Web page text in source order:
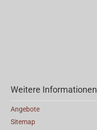
Weitere Informationen
Angebote
Sitemap